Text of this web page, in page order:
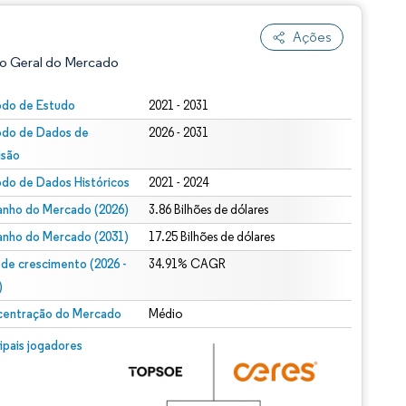
Ações
Geral do Mercado
de Estudo 2021 - 2031
de Dados de
2026 - 2031
de Dados Históricos 2021 - 2024
do Mercado (2026) 3.86 Bilhões de dólares
do Mercado (2031) 17.25 Bilhões de dólares
de crescimento (2026 -
34.91% CAGR
do Mercado Médio
jogadores
© Mordor Intelligence. O reuso requer atribuição conforme CC BY 4.0.
conforme CC BY 4.0.